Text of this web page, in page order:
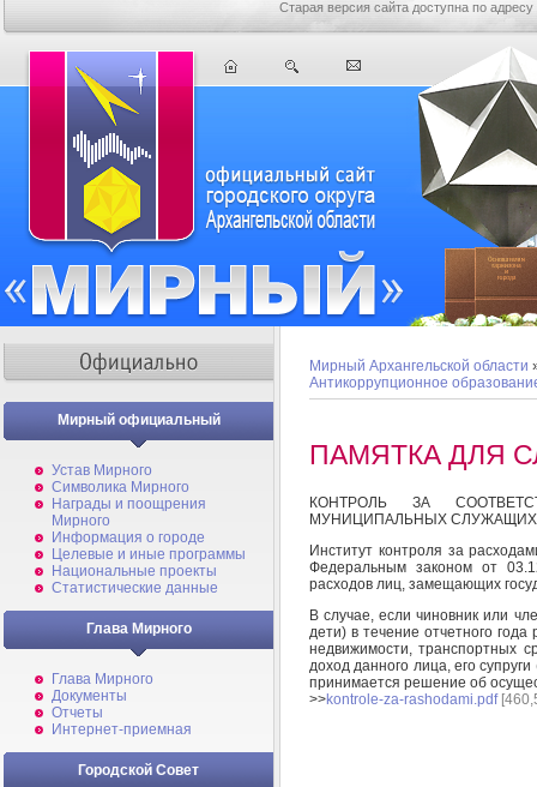
Старая версия сайта доступна по адресу
Мирный официальный
Устав Мирного
Символика Мирного
Награды и поощрения
Мирного
Информация о городе
Целевые и иные программы
Национальные проекты
Статистические данные
Глава Мирного
Глава Мирного
Документы
Отчеты
Интернет-приемная
Городской Совет
Мирный Архангельской области
Антикоррупционное
ПАМЯТКА ДЛЯ
КОНТРОЛЬ ЗА
МУНИЦИПАЛЬНЫХ СЛУЖАЩИХ
Институт контроля за
Федеральным законом от
расходов лиц, замещающих
В случае, если чиновник или
дети) в течение отчетного
недвижимости, транспортных
доход данного лица, его
принимается решение об
>>kontrole-za-rashodami.pdf